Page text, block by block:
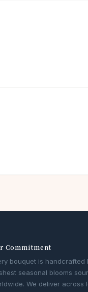
Commitment
bouquet is handcrafted
seasonal blooms
We deliver across